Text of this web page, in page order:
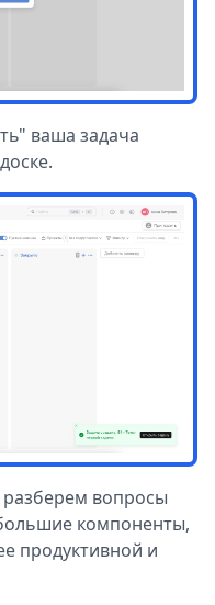
ваша задача
вопросы
компоненты,
продуктивной и